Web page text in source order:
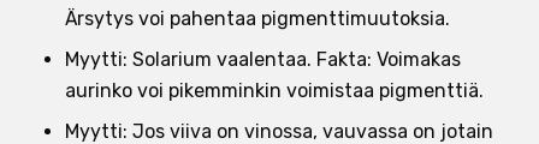
Ärsytys voi pahentaa pigmenttimuutoksia.
Myytti: Solarium vaalentaa. Fakta: Voimakas
aurinko voi pikemminkin voimistaa pigmenttiä.
Myytti: Jos viiva on vinossa, vauvassa on jotain